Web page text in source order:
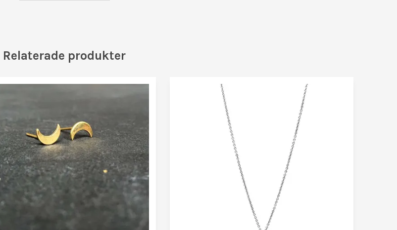
Relaterade produkter